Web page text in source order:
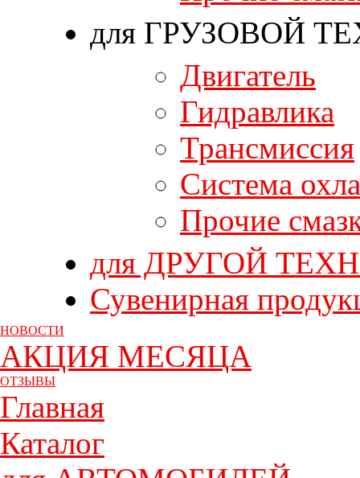
для ГРУЗОВОЙ
Двигатель
Гидравлика
Трансмиссия
Система
Прочие
для ДРУГОЙ
Сувенирная
НОВОСТИ
АКЦИЯ МЕСЯЦА
ОТЗЫВЫ
Главная
Каталог